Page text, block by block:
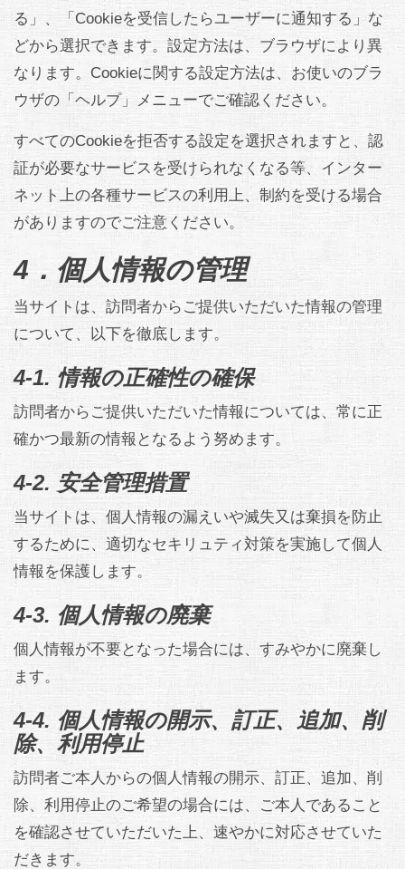
る」、「Cookieを受信したらユーザーに通知する」な
どから選択できます。設定方法は、ブラウザにより異
なります。Cookieに関する設定方法は、お使いのブラ
ウザの「ヘルプ」メニューでご確認ください。
すべてのCookieを拒否する設定を選択されますと、認
証が必要なサービスを受けられなくなる等、インター
ネット上の各種サービスの利用上、制約を受ける場合
がありますのでご注意ください。
4．個人情報の管理
当サイトは、訪問者からご提供いただいた情報の管理
について、以下を徹底します。
4-1. 情報の正確性の確保
訪問者からご提供いただいた情報については、常に正
確かつ最新の情報となるよう努めます。
4-2. 安全管理措置
当サイトは、個人情報の漏えいや滅失又は棄損を防止
するために、適切なセキリュティ対策を実施して個人
情報を保護します。
4-3. 個人情報の廃棄
個人情報が不要となった場合には、すみやかに廃棄し
ます。
4-4. 個人情報の開示、訂正、追加、削
除、利用停止
訪問者ご本人からの個人情報の開示、訂正、追加、削
除、利用停止のご希望の場合には、ご本人であること
を確認させていただいた上、速やかに対応させていた
だきます。